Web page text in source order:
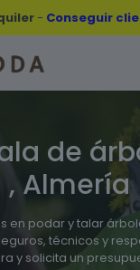
- Conseguir
de
, Almería
en podar y talar
técnicos y
y solicita un